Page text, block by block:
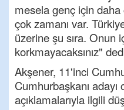
mesela genç için daha
çok zamanı var.
üzerine şu sıra. Onun
korkmayacaksınız"
Akşener, 11'inci
Cumhurbaşkanı
açıklamalarıyla ilgili